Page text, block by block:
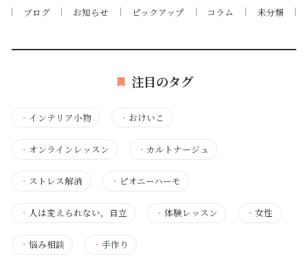
ブログ お知らせ ピックアップ コラム 未分類
注目のタグ
・ インテリア小物 ・ おけいこ
・ オンラインレッスン ・ カルトナージュ
・ ストレス解消 ・ ピオニーハーモ
・ 人は変えられない，自立 ・体験レッスン ・女性
・ 悩み相談 ・手作り